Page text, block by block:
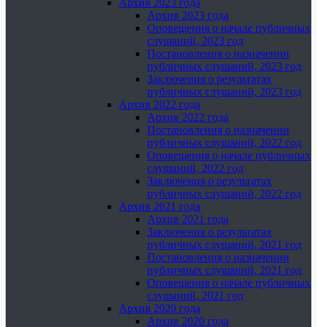
Архив 2023 года
Архив 2023 года
Оповещения о начале публичных
слушаний, 2023 год
Постановления о назначении
публичных слушаний, 2023 год
Заключения о результатах
публичных слушаний, 2023 год
Архив 2022 года
Архив 2022 года
Постановления о назначении
публичных слушаний, 2022 год
Оповещения о начале публичных
слушаний, 2022 год
Заключения о результатах
публичных слушаний, 2022 год
Архив 2021 года
Архив 2021 года
Заключения о результатах
публичных слушаний, 2021 год
Постановления о назначении
публичных слушаний, 2021 год
Оповещения о начале публичных
слушаний, 2021 год
Архив 2020 года
Архив 2020 года